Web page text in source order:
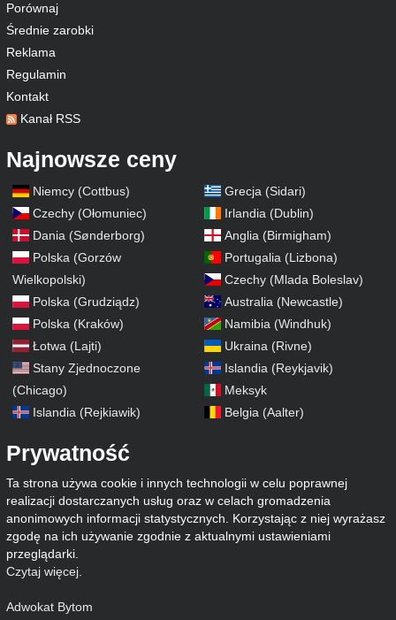
Porównaj
Średnie zarobki
Reklama
Regulamin
Kontakt
Kanał RSS
Najnowsze ceny
Niemcy (Cottbus)
Czechy (Ołomuniec)
Dania (Sønderborg)
Polska (Gorzów
Wielkopolski)
Polska (Grudziądz)
Polska (Kraków)
Łotwa (Lajti)
Stany Zjednoczone
(Chicago)
Islandia (Rejkiawik)
Grecja (Sidari)
Irlandia (Dublin)
Anglia (Birmigham)
Portugalia (Lizbona)
Czechy (Mlada Boleslav)
Australia (Newcastle)
Namibia (Windhuk)
Ukraina (Rivne)
Islandia (Reykjavik)
Meksyk
Belgia (Aalter)
Prywatność
Ta strona używa cookie i innych technologii w celu poprawnej
realizacji dostarczanych usług oraz w celach gromadzenia
anonimowych informacji statystycznych. Korzystając z niej wyrażasz
zgodę na ich używanie zgodnie z aktualnymi ustawieniami
przeglądarki.
Czytaj więcej
Adwokat Bytom